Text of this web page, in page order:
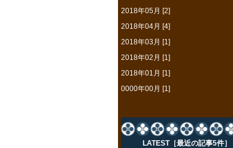
2018年05月 [2]
2018年04月 [4]
2018年03月 [1]
2018年02月 [1]
2018年01月 [1]
0000年00月 [1]
LATEST［最近の記事5件］